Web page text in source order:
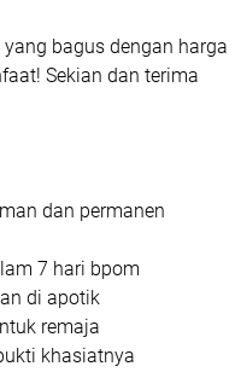
bagus dengan harga
Sekian dan terima
dan permanen
7 hari bpom
di apotik
remaja
khasiatnya